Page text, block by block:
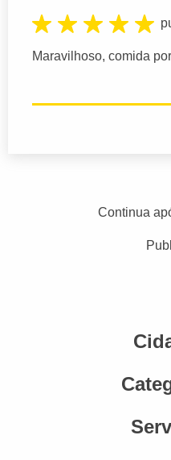
Maravilhoso, comida
Continua